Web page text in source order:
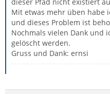
Mit etwas mehr üben habe
und dieses Problem ist
Nochmals vielen Dank und
gelöscht werden.
Gruss und Dank: ernsi